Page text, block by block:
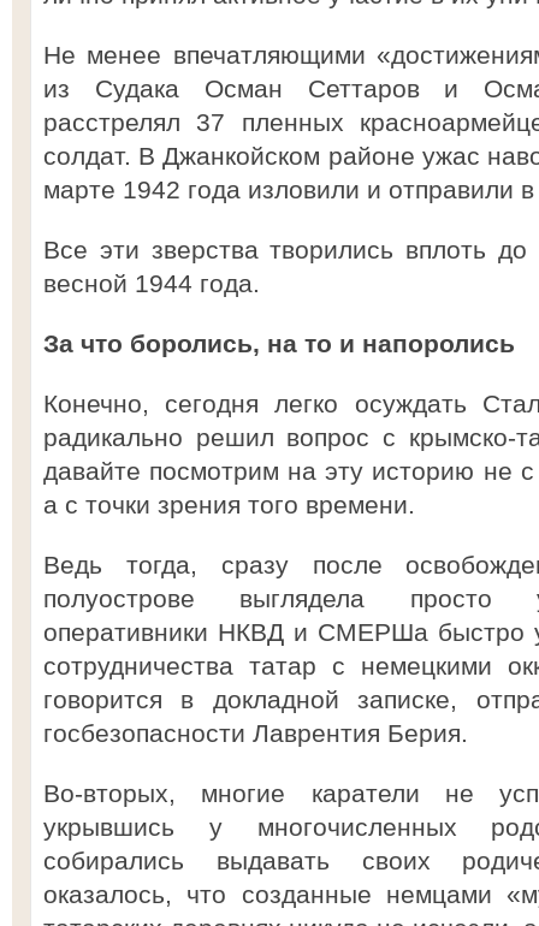
Не менее впечатляющими
из Судака Осман Сеттаров и
расстрелял 37 пленных
солдат. В Джанкойском районе ужас
марте 1942 года изловили и отправили
Все эти зверства творились вплоть
весной 1944 года.
За что боролись, на то и напоролись
Конечно, сегодня легко осуждать
радикально решил вопрос с крымско-
давайте посмотрим на эту историю не
а с точки зрения того времени.
Ведь тогда, сразу после
полуострове выглядела просто
оперативники НКВД и СМЕРШа быстро
сотрудничества татар с немецкими
говорится в докладной записке,
госбезопасности Лаврентия Берия.
Во-вторых, многие каратели не
укрывшись у многочисленных
собирались выдавать своих
оказалось, что созданные немцами